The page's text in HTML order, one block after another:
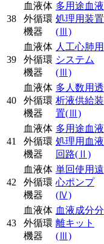
38
血液体
外循環
機器
多用途血液
処理用装置
(Ⅲ)
39
血液体
外循環
機器
人工心肺用
システム
(Ⅲ)
40
血液体
外循環
機器
多人数用透
析液供給装
置(Ⅲ)
41
血液体
外循環
機器
多用途血液
処理用血液
回路(Ⅱ)
42
血液体
外循環
機器
単回使用遠
心ポンプ
(Ⅳ)
43
血液体
外循環
機器
血液成分分
離キット
(Ⅲ)